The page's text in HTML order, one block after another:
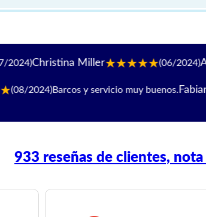
(06/2024)Alina Hut
y servicio muy buenos.Fabian (08/
933 reseñas de clientes,